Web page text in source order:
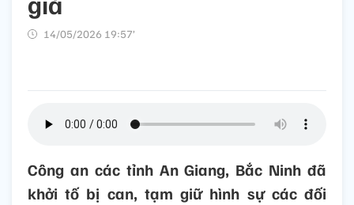
14/05/2026 19:57’
Công an các tỉnh An Giang, Bắc Ninh đã
khởi tố bị can, tạm giữ hình sự các đối